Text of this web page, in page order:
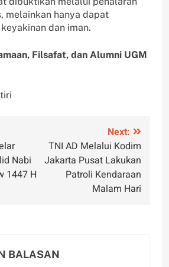
melainkan hanya dapat
dan iman.
Filsafat, dan Alumni UGM
Nabi
1447 H
Next:
TNI AD Melalui Kodim
Jakarta Pusat Lakukan
Patroli Kendaraan
Malam Hari
BALASAN